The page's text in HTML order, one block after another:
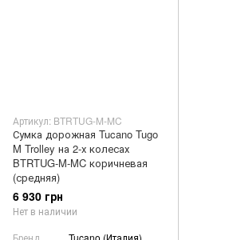
Артикул: BTRTUG-M-MC
Сумка дорожная Tucano Tugo
M Trolley на 2-х колесах
BTRTUG-M-MC коричневая
(средняя)
6 930 грн
Нет в наличии